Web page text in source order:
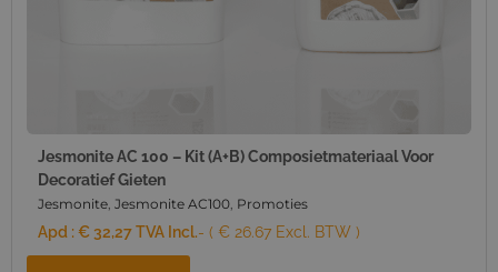
Jesmonite AC 100 – Kit (A+B) Composietmateriaal Voor
Decoratief Gieten
Jesmonite, Jesmonite AC100, Promoties
Apd :€ 32,27TVA Incl.- ( € 26.67 Excl. BTW )